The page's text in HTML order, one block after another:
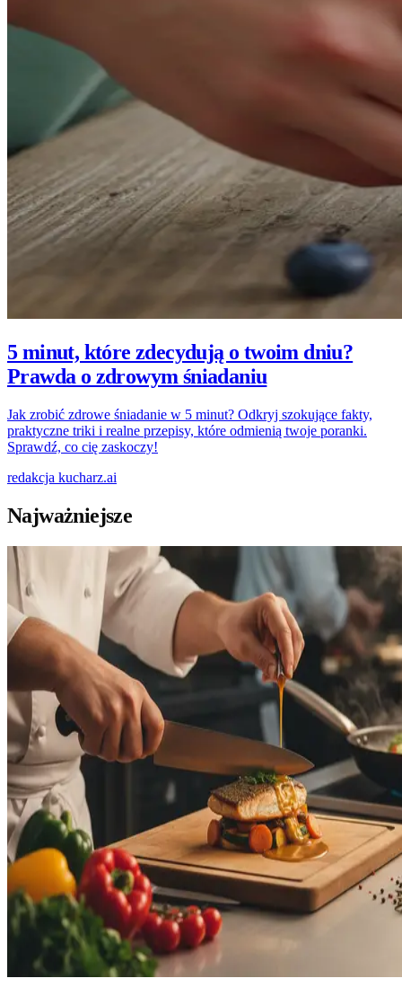
5 minut, które zdecydują o twoim dniu?
Prawda o zdrowym śniadaniu
Jak zrobić zdrowe śniadanie w 5 minut? Odkryj szokujące fakty,
praktyczne triki i realne przepisy, które odmienią twoje poranki.
Sprawdź, co cię zaskoczy!
redakcja kucharz.ai
Najważniejsze